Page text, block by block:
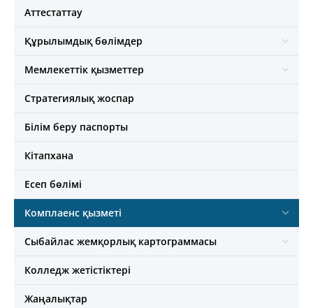
Аттестаттау
Құрылымдық бөлімдер
Мемлекеттік қызметтер
Стратегиялық жоспар
Білім беру паспорты
Кітапхана
Есеп бөлімі
Комплаенс қызметі
Сыбайлас жемқорлық картограммасы
Колледж жетістіктері
Жаңалықтар